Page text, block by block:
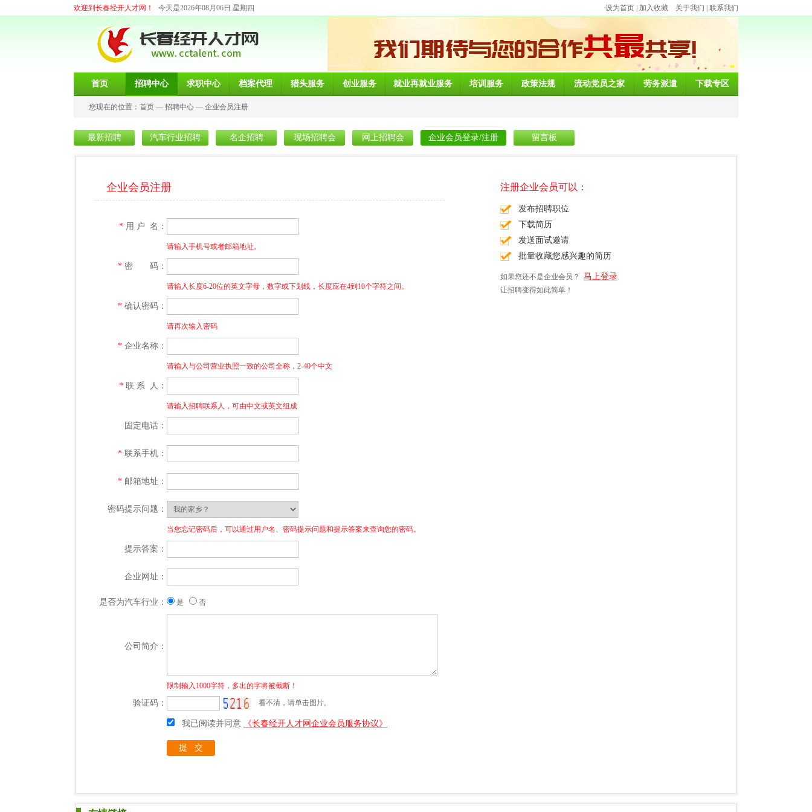
欢迎到长春经开人才网！ 今天是2026年08月06日 星期四 设为首页 加入收藏 关于我们 联系我们
首页 招聘中心 求职中心 档案代理 猎头服务 创业服务 就业再就业服务 培训服务 政策法规 流动党员之家 劳务派遣 下载专区
您现在的位置： 首页 — 招聘中心 — 企业会员注册
最新招聘 汽车行业招聘 名企招聘 现场招聘会 网上招聘会 企业会员登录/注册 留言板
企业会员注册
* 用 户 名：
请输入手机号或者邮箱地址。
* 密 码：
请输入长度6-20位的英文字母，数字或下划线，长度应在4到10个字符之间。
* 确认密码：
请再次输入密码
* 企业名称：
请输入与公司营业执照一致的公司全称，2-40个中文
* 联 系 人：
请输入招聘联系人，可由中文或英文组成
固定电话：
* 联系手机：
* 邮箱地址：
密码提示问题：
当您忘记密码后，可以通过用户名、密码提示问题和提示答案来查询您的密码。
提示答案：
企业网址：
是否为汽车行业： 是 否
公司简介：
限制输入1000字符，多出的字将被截断！
验证码： 看不清，请单击图片。
我已阅读并同意 《长春经开人才网企业会员服务协议》
注册企业会员可以：
发布招聘职位
下载简历
发送面试邀请
批量收藏您感兴趣的简历
如果您还不是企业会员？ 马上登录
让招聘变得如此简单！